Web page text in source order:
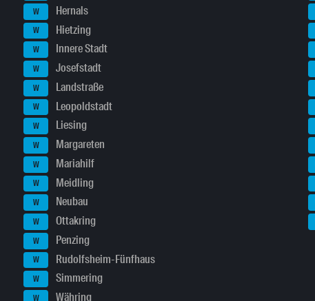
W Hernals
W Hietzing
W Innere Stadt
W Josefstadt
W Landstraße
W Leopoldstadt
W Liesing
W Margareten
W Mariahilf
W Meidling
W Neubau
W Ottakring
W Penzing
W Rudolfsheim-Fünfhaus
W Simmering
W Währing